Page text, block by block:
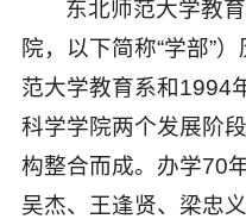
东北师范大学教
院，以下简称“学部”
范大学教育系和1994
科学学院两个发展阶
构整合而成。办学70
吴杰、王逢贤、梁忠